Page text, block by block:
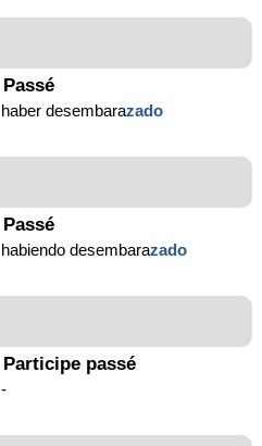
Passé
haber desembarazado
Passé
habiendo desembarazado
Participe passé
-